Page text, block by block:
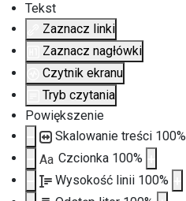
Tekst
Zaznacz linki
Zaznacz nagłówki
Czytnik ekranu
Tryb czytania
Powiększenie
Skalowanie treści 100%
Aa Czcionka 100%
Wysokość linii 100%